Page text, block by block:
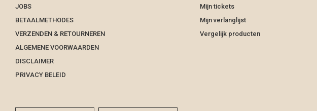
JOBS
BETAALMETHODES
VERZENDEN & RETOURNEREN
ALGEMENE VOORWAARDEN
DISCLAIMER
PRIVACY BELEID
Mijn tickets
Mijn verlanglijst
Vergelijk producten